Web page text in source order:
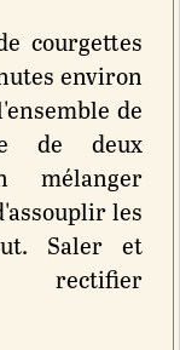
courgettes
environ
de
de deux
mélanger
les
Saler et
rectifier